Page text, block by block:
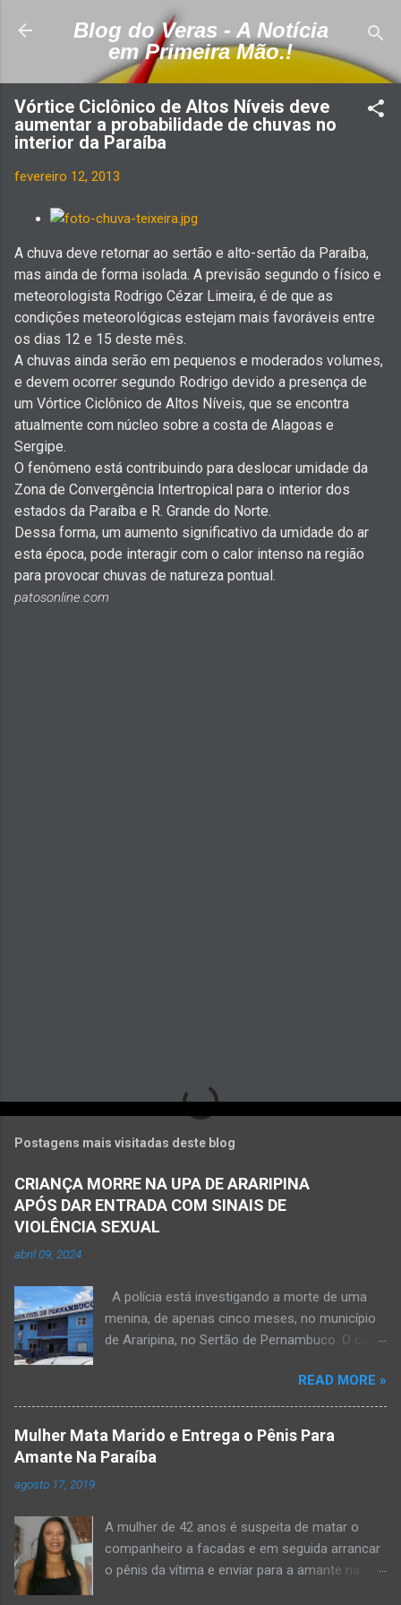
Pular para o conteúdo principal
Blog do Veras - A Notícia
em Primeira Mão.!
Vórtice Ciclônico de Altos Níveis deve
aumentar a probabilidade de chuvas no
interior da Paraíba
fevereiro 12, 2013
A chuva deve retornar ao sertão e alto-sertão da Paraíba,
mas ainda de forma isolada. A previsão segundo o físico e
meteorologista Rodrigo Cézar Limeira, é de que as
condições meteorológicas estejam mais favoráveis entre
os dias 12 e 15 deste mês.
A chuvas ainda serão em pequenos e moderados volumes,
e devem ocorrer segundo Rodrigo devido a presença de
um Vórtice Ciclônico de Altos Níveis, que se encontra
atualmente com núcleo sobre a costa de Alagoas e
Sergipe.
O fenômeno está contribuindo para deslocar umidade da
Zona de Convergência Intertropical para o interior dos
estados da Paraíba e R. Grande do Norte.
Dessa forma, um aumento significativo da umidade do ar
esta época, pode interagir com o calor intenso na região
para provocar chuvas de natureza pontual.
patosonline.com
Postagens mais visitadas deste blog
CRIANÇA MORRE NA UPA DE ARARIPINA
APÓS DAR ENTRADA COM SINAIS DE
VIOLÊNCIA SEXUAL
abril 09, 2024
A polícia está investigando a morte de uma
menina, de apenas cinco meses, no município
de Araripina, no Sertão de Pernambuco. O caso
morte a esclarecer”. A PM diz que, na segunda-
feira (8), foi acionada para verificar uma
possível ocorrência de estupro de vulnerável,
na UPA da cidade, mas ao chegar ao local a
vítima estava com um quadro de desidratação
e desnutrição, além de apresentar ruptura anal
e vaginal. Os pais informaram que a criança
READ MORE »
Mulher Mata Marido e Entrega o Pênis Para
Amante Na Paraíba
agosto 17, 2019
A mulher de 42 anos é suspeita de matar o
companheiro a facadas e em seguida arrancar
o pênis da vítima e enviar para a amante na